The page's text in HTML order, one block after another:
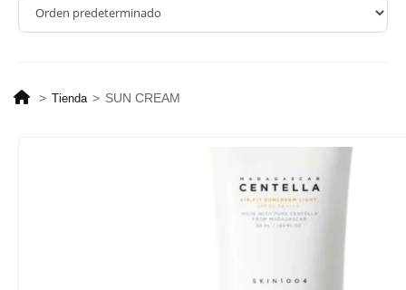
> Tienda > SUN CREAM